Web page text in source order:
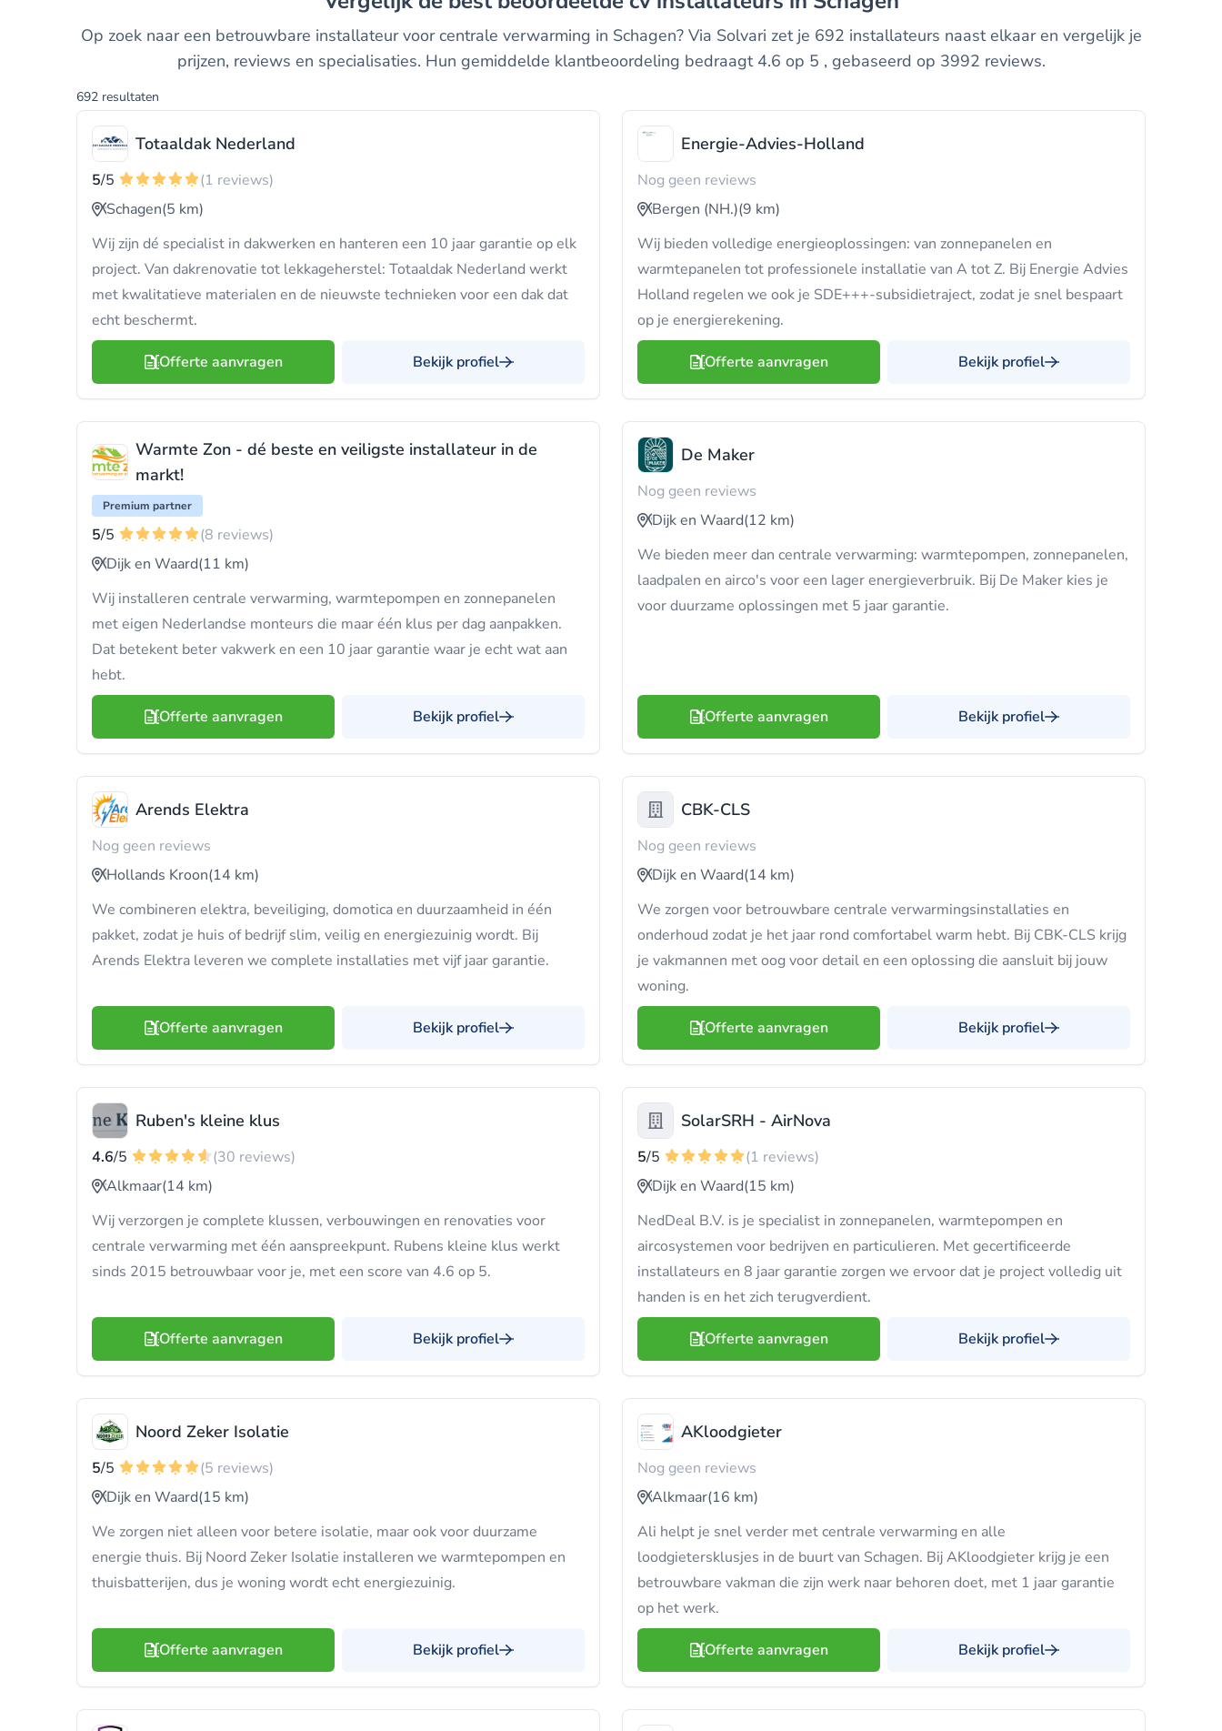
Op zoek naar een betrouwbare installateur voor centrale verwarming in Schagen? Via Solvari zet je 692 installateurs naast elkaar en vergelijk je
prijzen, reviews en specialisaties. Hun gemiddelde klantbeoordeling bedraagt 4.6 op 5 , gebaseerd op 3992 reviews.
692 resultaten
Totaaldak Nederland
5/5
(1 reviews)
Schagen(5 km)
Wij zijn dé specialist in dakwerken en hanteren een 10 jaar garantie op elk
project. Van dakrenovatie tot lekkageherstel: Totaaldak Nederland werkt
met kwalitatieve materialen en de nieuwste technieken voor een dak dat
echt beschermt.
Offerte aanvragen Bekijk profiel
Energie-Advies-Holland
Nog geen reviews
Bergen (NH.)(9 km)
Wij bieden volledige energieoplossingen: van zonnepanelen en
warmtepanelen tot professionele installatie van A tot Z. Bij Energie Advies
Holland regelen we ook je SDE+++-subsidietraject, zodat je snel bespaart
op je energierekening.
Offerte aanvragen Bekijk profiel
Warmte Zon - dé beste en veiligste installateur in de
markt!
Premium partner
5/5
(8 reviews)
Dijk en Waard(11 km)
Wij installeren centrale verwarming, warmtepompen en zonnepanelen
met eigen Nederlandse monteurs die maar één klus per dag aanpakken.
Dat betekent beter vakwerk en een 10 jaar garantie waar je echt wat aan
hebt.
Offerte aanvragen Bekijk profiel
De Maker
Nog geen reviews
Dijk en Waard(12 km)
We bieden meer dan centrale verwarming: warmtepompen, zonnepanelen,
laadpalen en airco's voor een lager energieverbruik. Bij De Maker kies je
voor duurzame oplossingen met 5 jaar garantie.
Offerte aanvragen Bekijk profiel
Arends Elektra
Nog geen reviews
Hollands Kroon(14 km)
We combineren elektra, beveiliging, domotica en duurzaamheid in één
pakket, zodat je huis of bedrijf slim, veilig en energiezuinig wordt. Bij
Arends Elektra leveren we complete installaties met vijf jaar garantie.
Offerte aanvragen Bekijk profiel
CBK-CLS
Nog geen reviews
Dijk en Waard(14 km)
We zorgen voor betrouwbare centrale verwarmingsinstallaties en
onderhoud zodat je het jaar rond comfortabel warm hebt. Bij CBK-CLS krijg
je vakmannen met oog voor detail en een oplossing die aansluit bij jouw
woning.
Offerte aanvragen Bekijk profiel
Ruben's kleine klus
4.6/5
(30 reviews)
Alkmaar(14 km)
Wij verzorgen je complete klussen, verbouwingen en renovaties voor
centrale verwarming met één aanspreekpunt. Rubens kleine klus werkt
sinds 2015 betrouwbaar voor je, met een score van 4.6 op 5.
Offerte aanvragen Bekijk profiel
SolarSRH - AirNova
5/5
(1 reviews)
Dijk en Waard(15 km)
NedDeal B.V. is je specialist in zonnepanelen, warmtepompen en
aircosystemen voor bedrijven en particulieren. Met gecertificeerde
installateurs en 8 jaar garantie zorgen we ervoor dat je project volledig uit
handen is en het zich terugverdient.
Offerte aanvragen Bekijk profiel
Noord Zeker Isolatie
5/5
(5 reviews)
Dijk en Waard(15 km)
We zorgen niet alleen voor betere isolatie, maar ook voor duurzame
energie thuis. Bij Noord Zeker Isolatie installeren we warmtepompen en
thuisbatterijen, dus je woning wordt echt energiezuinig.
Offerte aanvragen Bekijk profiel
AKloodgieter
Nog geen reviews
Alkmaar(16 km)
Ali helpt je snel verder met centrale verwarming en alle
loodgietersklusjes in de buurt van Schagen. Bij AKloodgieter krijg je een
betrouwbare vakman die zijn werk naar behoren doet, met 1 jaar garantie
op het werk.
Offerte aanvragen Bekijk profiel